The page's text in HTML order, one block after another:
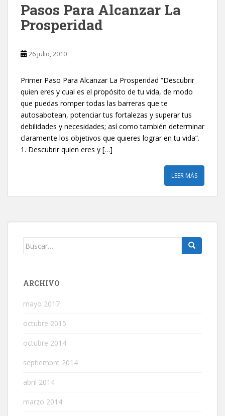
Pasos Para Alcanzar La
Prosperidad
26 julio, 2010
Primer Paso Para Alcanzar La Prosperidad ‎“Descubrir
quien eres y cual es el propósito de tu ‎vida, de modo
que puedas romper todas las barreras ‎que te
autosabotean, potenciar tus fortalezas y ‎superar tus
debilidades y necesidades; así como ‎también determinar
claramente los objetivos que ‎quieres lograr en tu vida”.‎ ‎
1.‎ Descubrir quien eres y […]
LEER MÁS
Buscar:
ARCHIVO
mayo 2017
octubre 2015
octubre 2014
septiembre 2014
abril 2014
marzo 2014